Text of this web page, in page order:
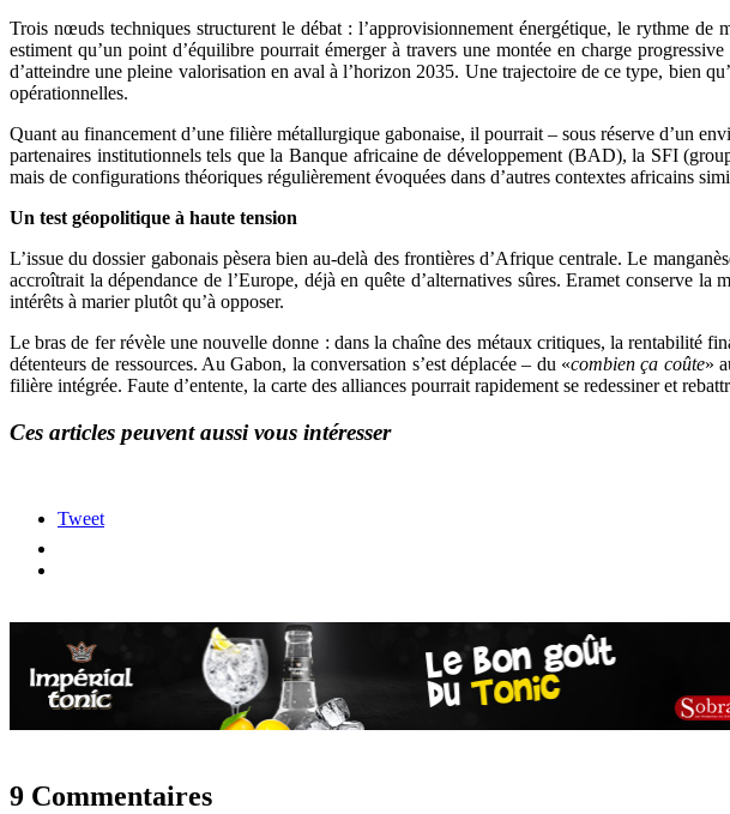
Trois nœuds techniques structurent le débat : l’approvisionnement énergétique, le rythme
estiment qu’un point d’équilibre pourrait émerger à travers une montée en charge
d’atteindre une pleine valorisation en aval à l’horizon 2035. Une trajectoire de ce type, bien
opérationnelles.
Quant au financement d’une filière métallurgique gabonaise, il pourrait – sous réserve d’un
partenaires institutionnels tels que la Banque africaine de développement (BAD), la SFI
mais de configurations théoriques régulièrement évoquées dans d’autres contextes africains
Un test géopolitique à haute tension
L’issue du dossier gabonais pèsera bien au-delà des frontières d’Afrique centrale. Le
accroîtrait la dépendance de l’Europe, déjà en quête d’alternatives sûres. Eramet conserve
intérêts à marier plutôt qu’à opposer.
Le bras de fer révèle une nouvelle donne : dans la chaîne des métaux critiques, la rentabilité
détenteurs de ressources. Au Gabon, la conversation s’est déplacée – du «combien ça coûte»
filière intégrée. Faute d’entente, la carte des alliances pourrait rapidement se redessiner et
Ces articles peuvent aussi vous intéresser
Tweet
9 Commentaires